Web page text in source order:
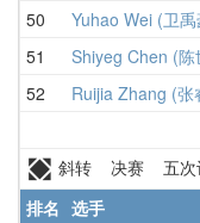
50 Yuhao Wei (卫禹
51 Shiyeg Chen (陈
52 Ruijia Zhang (张
斜转 决赛 五次
排名 选手